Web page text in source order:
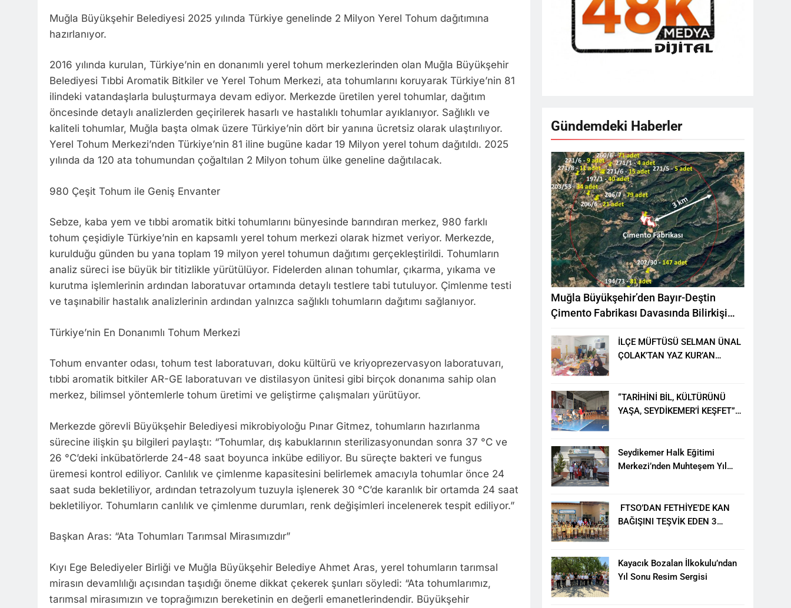
Muğla Büyükşehir Belediyesi 2025 yılında Türkiye genelinde 2 Milyon Yerel Tohum dağıtımına
hazırlanıyor.
2016 yılında kurulan, Türkiye’nin en donanımlı yerel tohum merkezlerinden olan Muğla Büyükşehir
Belediyesi Tıbbi Aromatik Bitkiler ve Yerel Tohum Merkezi, ata tohumlarını koruyarak Türkiye’nin 81
ilindeki vatandaşlarla buluşturmaya devam ediyor. Merkezde üretilen yerel tohumlar, dağıtım
öncesinde detaylı analizlerden geçirilerek hasarlı ve hastalıklı tohumlar ayıklanıyor. Sağlıklı ve
kaliteli tohumlar, Muğla başta olmak üzere Türkiye’nin dört bir yanına ücretsiz olarak ulaştırılıyor.
Yerel Tohum Merkezi’nden Türkiye’nin 81 iline bugüne kadar 19 Milyon yerel tohum dağıtıldı. 2025
yılında da 120 ata tohumundan çoğaltılan 2 Milyon tohum ülke geneline dağıtılacak.
980 Çeşit Tohum ile Geniş Envanter
Sebze, kaba yem ve tıbbi aromatik bitki tohumlarını bünyesinde barındıran merkez, 980 farklı
tohum çeşidiyle Türkiye’nin en kapsamlı yerel tohum merkezi olarak hizmet veriyor. Merkezde,
kurulduğu günden bu yana toplam 19 milyon yerel tohumun dağıtımı gerçekleştirildi. Tohumların
analiz süreci ise büyük bir titizlikle yürütülüyor. Fidelerden alınan tohumlar, çıkarma, yıkama ve
kurutma işlemlerinin ardından laboratuvar ortamında detaylı testlere tabi tutuluyor. Çimlenme testi
ve taşınabilir hastalık analizlerinin ardından yalnızca sağlıklı tohumların dağıtımı sağlanıyor.
Türkiye’nin En Donanımlı Tohum Merkezi
Tohum envanter odası, tohum test laboratuvarı, doku kültürü ve kriyoprezervasyon laboratuvarı,
tıbbi aromatik bitkiler AR-GE laboratuvarı ve distilasyon ünitesi gibi birçok donanıma sahip olan
merkez, bilimsel yöntemlerle tohum üretimi ve geliştirme çalışmaları yürütüyor.
Merkezde görevli Büyükşehir Belediyesi mikrobiyoloğu Pınar Gitmez, tohumların hazırlanma
sürecine ilişkin şu bilgileri paylaştı: “Tohumlar, dış kabuklarının sterilizasyonundan sonra 37 °C ve
26 °C’deki inkübatörlerde 24-48 saat boyunca inkübe ediliyor. Bu süreçte bakteri ve fungus
üremesi kontrol ediliyor. Canlılık ve çimlenme kapasitesini belirlemek amacıyla tohumlar önce 24
saat suda bekletiliyor, ardından tetrazolyum tuzuyla işlenerek 30 °C’de karanlık bir ortamda 24 saat
bekletiliyor. Tohumların canlılık ve çimlenme durumları, renk değişimleri incelenerek tespit ediliyor.”
Başkan Aras: “Ata Tohumları Tarımsal Mirasımızdır”
Kıyı Ege Belediyeler Birliği ve Muğla Büyükşehir Belediye Ahmet Aras, yerel tohumların tarımsal
mirasın devamlılığı açısından taşıdığı öneme dikkat çekerek şunları söyledi: “Ata tohumlarımız,
tarımsal mirasımızın ve toprağımızın bereketinin en değerli emanetlerindendir. Büyükşehir
Gündemdeki Haberler
Muğla Büyükşehir’den Bayır-Deştin
Çimento Fabrikası Davasında Bilirkişi
İLÇE MÜFTÜSÜ SELMAN ÜNAL
ÇOLAK’TAN YAZ KUR’AN
“TARİHİNİ BİL, KÜLTÜRÜNÜ
YAŞA, SEYDİKEMER’İ KEŞFET”
Seydikemer Halk Eğitimi
Merkezi’nden Muhteşem Yıl
FTSO’DAN FETHİYE’DE KAN
BAĞIŞINI TEŞVİK EDEN 3
Kayacık Bozalan İlkokulu’ndan
Yıl Sonu Resim Sergisi